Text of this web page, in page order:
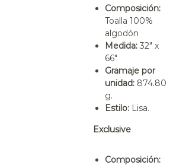
Composición:
Toalla 100%
algodón
Medida: 32″ x
66″
Gramaje por
unidad: 874.80
g.
Estilo: Lisa.
Exclusive
Composición: